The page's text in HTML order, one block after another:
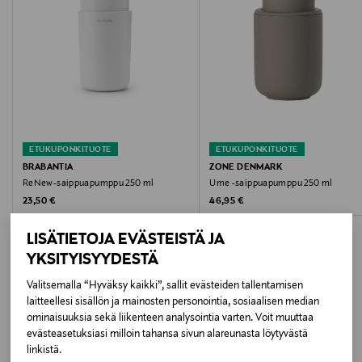
LISÄTIETOJA EVÄSTEISTÄ JA
YKSITYISYYDESTÄ
Valitsemalla “Hyväksy kaikki”, sallit evästeiden tallentamisen
laitteellesi sisällön ja mainosten personointia, sosiaalisen median
ominaisuuksia sekä liikenteen analysointia varten. Voit muuttaa
evästeasetuksiasi milloin tahansa sivun alareunasta löytyvästä
linkistä.
ammoniumlauryylisulfaatti, kokamidopropyylibetaiini,
heksyylisinnamaali
4270 LT. ROSE
Valmistusmaa
Ruotsi
Valmistajan tuotenumero
41930032
ETUKUPONKITUOTE
BRABANTIA
ReNew-saippuapumppu 250 ml
Original Price
23,50 €
ETUKUPONKITUOTE
ZONE DENMARK
Ume -saippuapumppu 250 ml
Original Price
46,95 €
LISÄÄ KIINNOSTAVIA
TUOTTEITA